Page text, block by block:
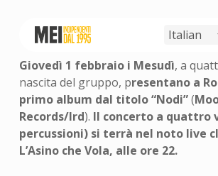
contentGiovedì 1 febbraio i Mesudì, a
nascita del gruppo, presentano a
primo album dal titolo “Nodi”(
Records/Ird). Il concerto a quattro
percussioni) si terrà nel noto live
L’Asino che Vola, alle ore 22.